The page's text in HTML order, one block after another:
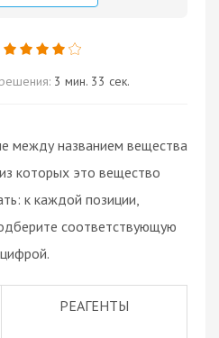
3 мин. 33 сек.
между названием вещества
которых это вещество
к каждой позиции,
соответствующую
РЕАГЕНТЫ